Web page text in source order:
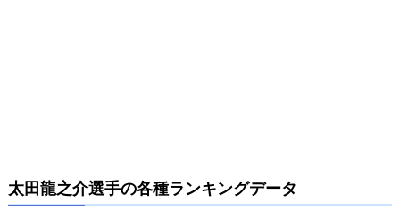
太田龍之介選手の各種ランキングデータ